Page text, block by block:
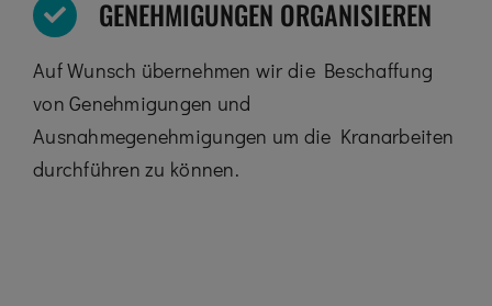
GENEHMIGUNGEN ORGANISIEREN
Auf Wunsch übernehmen wir die Beschaffung
von Genehmigungen und
Ausnahmegenehmigungen um die Kranarbeiten
durchführen zu können.